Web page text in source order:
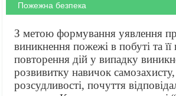
Пожежна безпека
З метою формування уявлення
виникнення пожежі в побуті та її
повторення дій у випадку
розвивитку навичок
розсудливості, почуття